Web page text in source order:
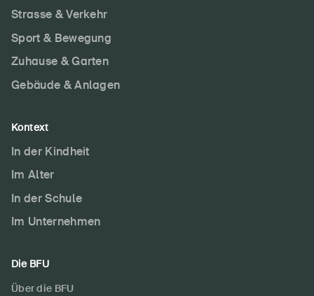
Strasse & Verkehr
Sport & Bewegung
Zuhause & Garten
Gebäude & Anlagen
Kontext
In der Kindheit
Im Alter
In der Schule
Im Unternehmen
Die BFU
Über die BFU